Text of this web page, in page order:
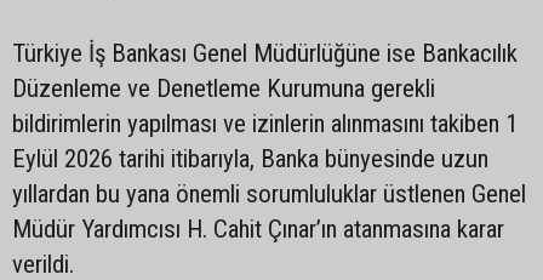
Türkiye İş Bankası Genel Müdürlüğüne ise Bankacılık
Düzenleme ve Denetleme Kurumuna gerekli
bildirimlerin yapılması ve izinlerin alınmasını takiben 1
Eylül 2026 tarihi itibarıyla, Banka bünyesinde uzun
yıllardan bu yana önemli sorumluluklar üstlenen Genel
Müdür Yardımcısı H. Cahit Çınar’ın atanmasına karar
verildi.